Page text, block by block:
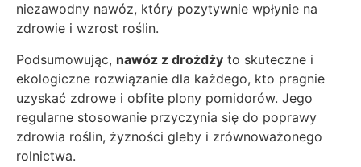
niezawodny nawóz, który pozytywnie wpłynie na
zdrowie i wzrost roślin.
Podsumowując, nawóz z drożdży to skuteczne i
ekologiczne rozwiązanie dla każdego, kto pragnie
uzyskać zdrowe i obfite plony pomidorów. Jego
regularne stosowanie przyczynia się do poprawy
zdrowia roślin, żyzności gleby i zrównoważonego
rolnictwa.